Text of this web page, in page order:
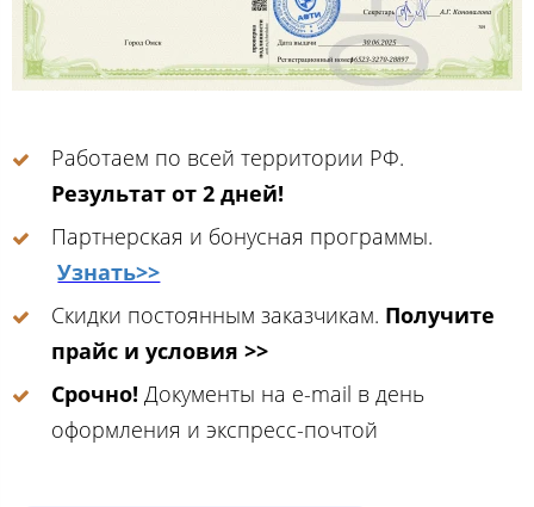
Работаем по всей территории РФ.
Результат от 2 дней!
Партнерская и бонусная программы.
Узнать>>
Скидки постоянным заказчикам. Получите
прайс и условия >>
Срочно! Документы на e-mail в день
оформления и экспресс-почтой